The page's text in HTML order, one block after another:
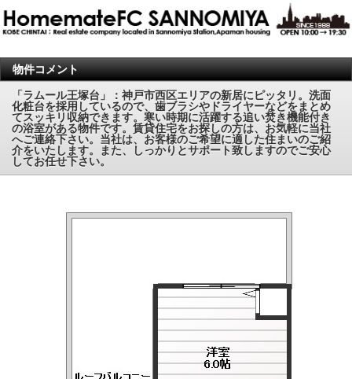
物件コメント
「ラムール王塚台」：神戸市西区エリアの新居にピッタリ。洗面
化粧台を採用しているので、歯ブラシやドライヤーなどをまとめ
てスッキリ収納できます。寒い時期に活躍する追い焚き機能付き
の浴室がある物件です。賃貸住宅をお探しの方は、お気軽に当社
へご連絡下さい。当社は、お客様のご希望に適した住まいのご紹
介をいたします。また、しっかりとサポート致しますのでご安心
してお任せ下さい。